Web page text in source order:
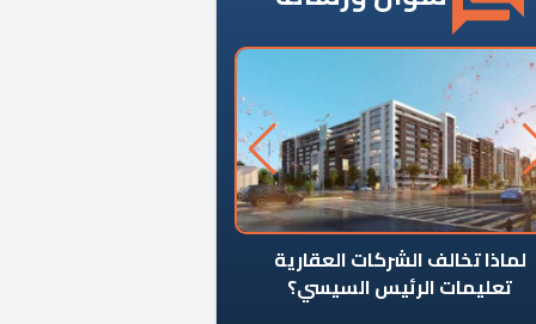
من يوقف سرطان الأبراج السكنية
المخالفة ياحكومة؟